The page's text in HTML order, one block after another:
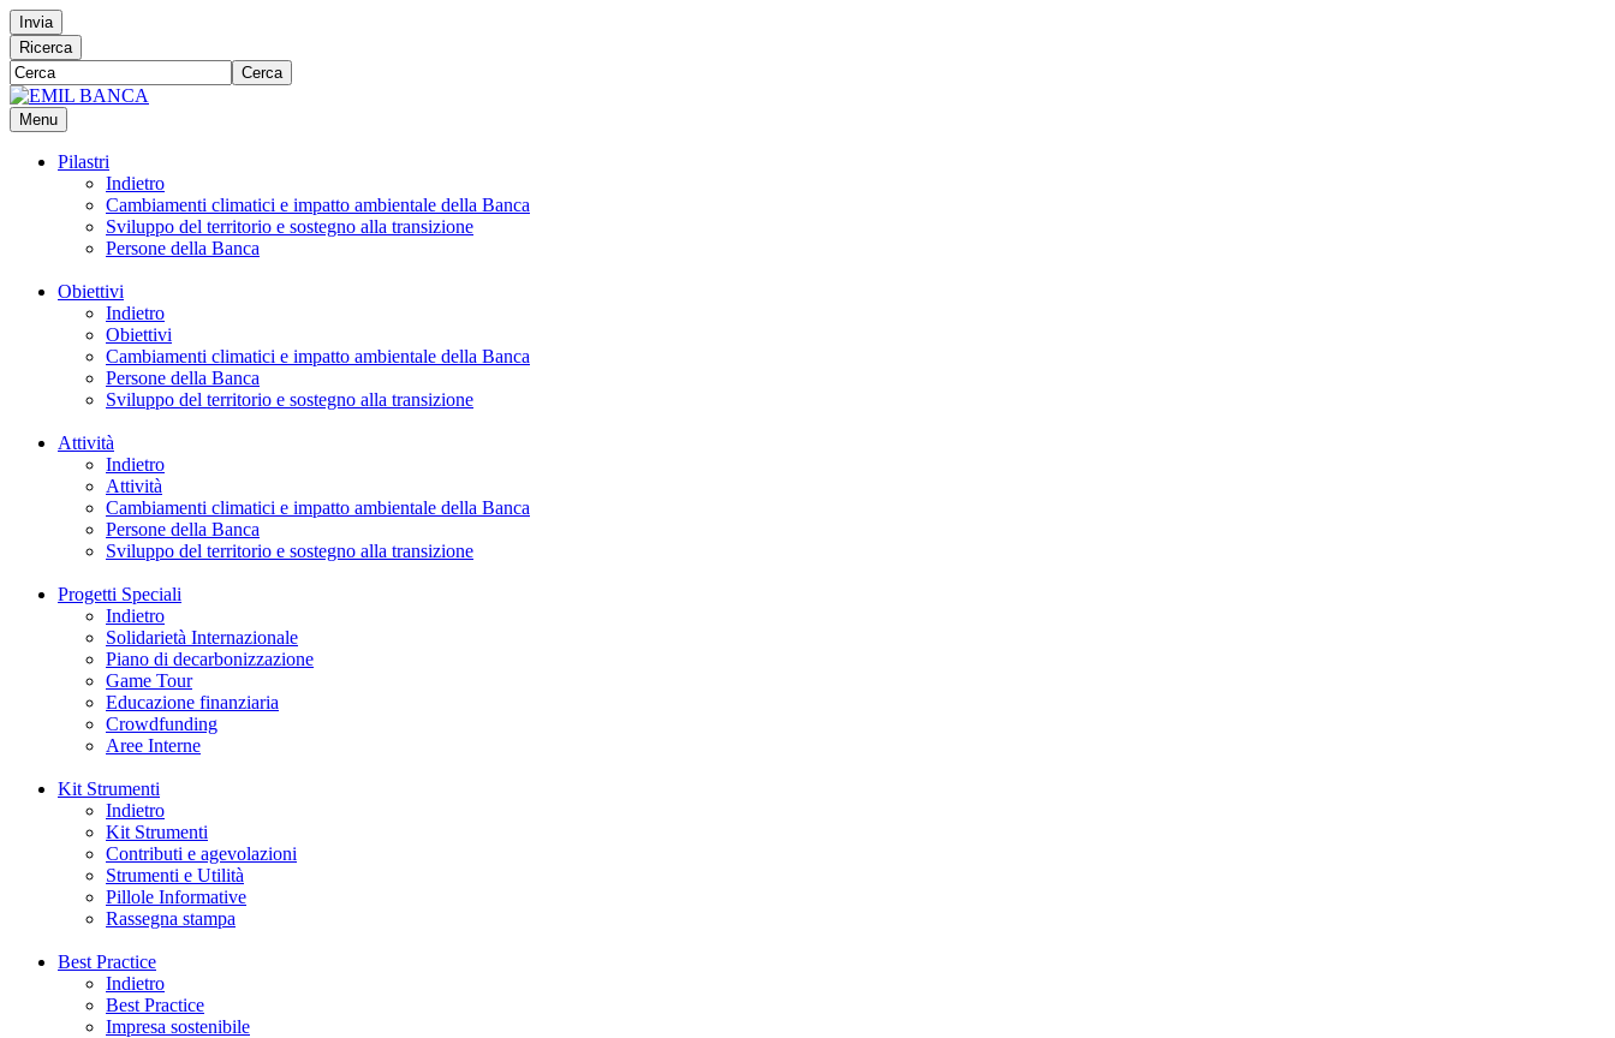
Invia
Ricerca
Cerca
Menu
Pilastri
Indietro
Cambiamenti climatici e impatto ambientale della Banca
Sviluppo del territorio e sostegno alla transizione
Persone della Banca
Obiettivi
Indietro
Obiettivi
Cambiamenti climatici e impatto ambientale della Banca
Persone della Banca
Sviluppo del territorio e sostegno alla transizione
Attività
Indietro
Attività
Cambiamenti climatici e impatto ambientale della Banca
Persone della Banca
Sviluppo del territorio e sostegno alla transizione
Progetti Speciali
Indietro
Solidarietà Internazionale
Piano di decarbonizzazione
Game Tour
Educazione finanziaria
Crowdfunding
Aree Interne
Kit Strumenti
Indietro
Kit Strumenti
Contributi e agevolazioni
Strumenti e Utilità
Pillole Informative
Rassegna stampa
Best Practice
Indietro
Best Practice
Impresa sostenibile